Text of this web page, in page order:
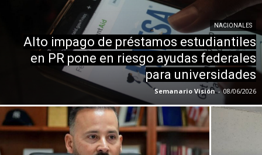
NACIONALES
Alto impago de préstamos estudiantiles
en PR pone en riesgo ayudas federales
para universidades
Semanario Visión - 08/06/2026